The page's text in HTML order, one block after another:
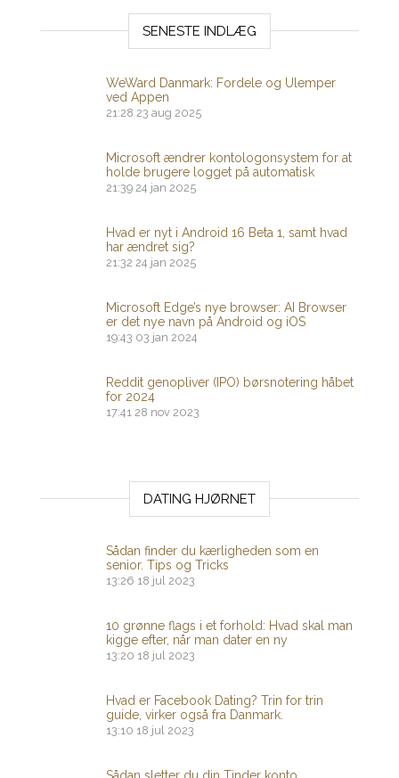
SENESTE INDLÆG
WeWard Danmark: Fordele og Ulemper
ved Appen
21:28 23 aug 2025
Microsoft ændrer kontologonsystem for at
holde brugere logget på automatisk
21:39 24 jan 2025
Hvad er nyt i Android 16 Beta 1, samt hvad
har ændret sig?
21:32 24 jan 2025
Microsoft Edge’s nye browser: AI Browser
er det nye navn på Android og iOS
19:43 03 jan 2024
Reddit genopliver (IPO) børsnotering håbet
for 2024
17:41 28 nov 2023
DATING HJØRNET
Sådan finder du kærligheden som en
senior. Tips og Tricks
13:26 18 jul 2023
10 grønne flags i et forhold: Hvad skal man
kigge efter, når man dater en ny
13:20 18 jul 2023
Hvad er Facebook Dating? Trin for trin
guide, virker også fra Danmark.
13:10 18 jul 2023